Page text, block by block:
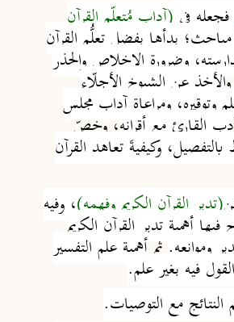
فجعله في (آداب مُتعلِّم القرآن
مباحث؛ بدأها بفضل تعلُّم القرآن
وضرورة الإخلاص والحذر
الأخذ عن الشيوخ الأجلّاء
وتوقيره، ومراعاة آداب مجلس
أدب القارئ مع أقرانه، وخصّ
بالتفصيل، وكيفيةَ تعاهد القرآن
(تدبر القرآن الكريم وفهمه)، وفيه
فيها أهمية تدبر القرآن الكريم
ر وموانعه. ثم أهمية علم التفسير
فيه بغير علم.
النتائج مع التوصيات.